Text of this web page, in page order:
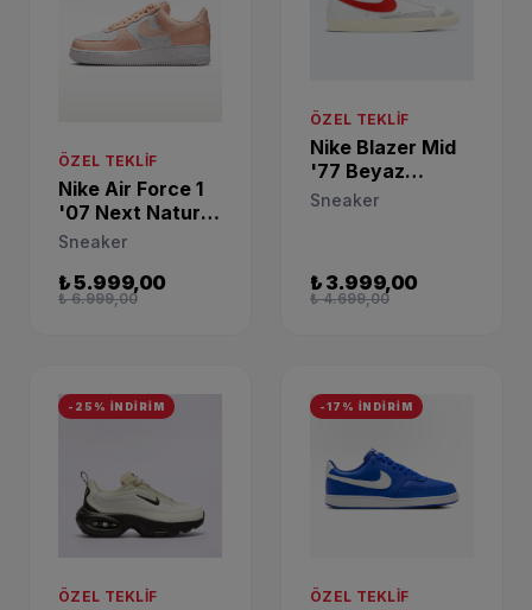
ÖZEL TEKLIF
Nike Air Force 1
'07 Next Nature
Günlük Sneaker
Sneaker
₺ 5.999,00
₺ 6.999,00
ÖZEL TEKLIF
Nike Blazer Mid
'77 Beyaz
Sneaker CZ1055-
Sneaker
₺ 3.999,00
₺ 4.699,00
-25% İNDİRİM
ÖZEL TEKLIF
-17% İNDİRİM
ÖZEL TEKLIF